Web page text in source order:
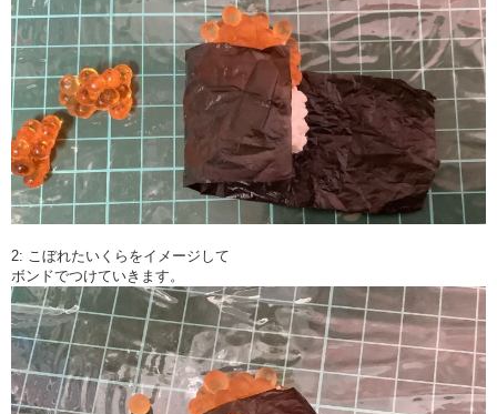
2: こぼれたいくらをイメージして
ボンドでつけていきます。